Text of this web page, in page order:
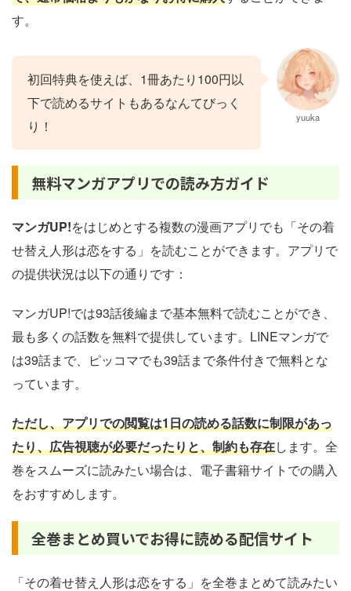
す。
初回特典を使えば、1冊あたり100円以
下で読めるサイトもあるなんてびっく
り！
yuuka
無料マンガアプリでの読み方ガイド
マンガUP!をはじめとする複数の漫画アプリでも「その着
せ替え人形は恋をする」を読むことができます。アプリで
の提供状況は以下の通りです：
マンガUP!では93話後編まで基本無料で読むことができ、
最も多くの話数を無料で提供しています。LINEマンガで
は39話まで、ピッコマでも39話まで条件付きで無料とな
っています。
ただし、アプリでの閲覧は1日の読める話数に制限があっ
たり、広告視聴が必要だったりと、制約も存在します。全
巻をスムーズに読みたい場合は、電子書籍サイトでの購入
をおすすめします。
全巻まとめ買いでお得に読める配信サイト
「その着せ替え人形は恋をする」を全巻まとめて読みたい